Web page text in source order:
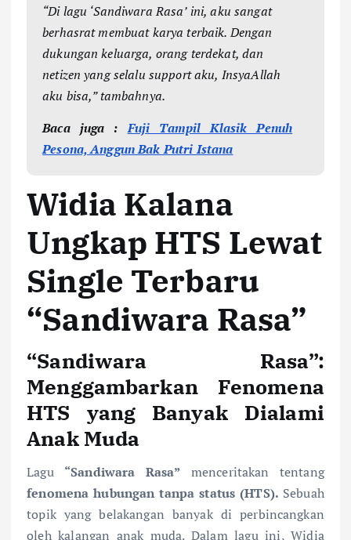
“Di lagu ‘Sandiwara Rasa’ ini, aku sangat
berhasrat membuat karya terbaik. Dengan
dukungan keluarga, orang terdekat, dan
netizen yang selalu support aku, InsyaAllah
aku bisa,” tambahnya.
Baca juga :Fuji Tampil Klasik Penuh
Pesona, Anggun Bak Putri Istana
Widia Kalana
Ungkap HTS Lewat
Single Terbaru
“Sandiwara Rasa”
“Sandiwara Rasa”:
Menggambarkan Fenomena
HTS yang Banyak Dialami
Anak Muda
Lagu “Sandiwara Rasa” menceritakan tentang
fenomena hubungan tanpa status (HTS). Sebuah
topik yang belakangan banyak di perbincangkan
oleh kalangan anak muda. Dalam lagu ini, Widia